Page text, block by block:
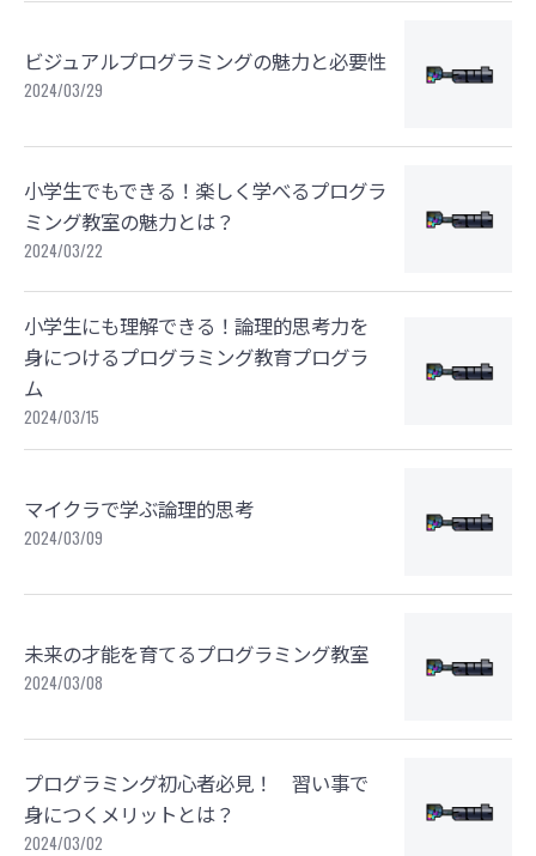
ビジュアルプログラミングの魅力と必要性
2024/03/29
小学生でもできる！楽しく学べるプログラ
ミング教室の魅力とは？
2024/03/22
小学生にも理解できる！論理的思考力を
身につけるプログラミング教育プログラ
ム
2024/03/15
マイクラで学ぶ論理的思考
2024/03/09
未来の才能を育てるプログラミング教室
2024/03/08
プログラミング初心者必見！ 習い事で
身につくメリットとは？
2024/03/02